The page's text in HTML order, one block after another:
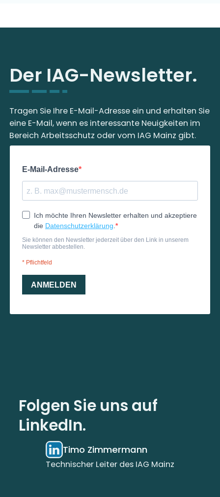
Der IAG-Newsletter.
Tragen Sie Ihre E-Mail-Adresse ein und erhalten Sie
eine E-Mail, wenn es interessante Neuigkeiten im
Bereich Arbeitsschutz oder vom IAG Mainz gibt.
Folgen Sie uns auf
LinkedIn.
Timo Zimmermann
Technischer Leiter des IAG Mainz